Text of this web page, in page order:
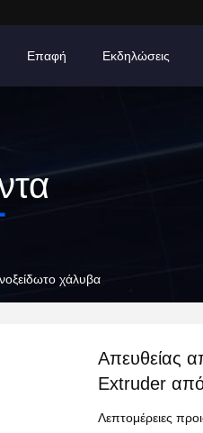
Επαφή Εκδηλώσεις
χάλυβα
Απευθείας
Extruder
Λεπτομέρειες